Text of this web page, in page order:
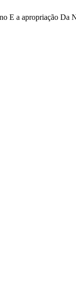
E a apropriação